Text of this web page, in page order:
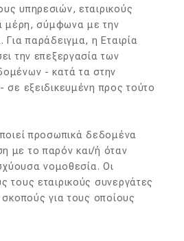
υπηρεσιών, εταιρικούς
μέρη, σύμφωνα με την
παράδειγμα, η Εταιρία
την επεξεργασία των
- κατά τα στην
εξειδικευμένη προς τούτο
προσωπικά δεδομένα
με το παρόν και/ή όταν
νομοθεσία. Οι
τους εταιρικούς συνεργάτες
για τους οποίους